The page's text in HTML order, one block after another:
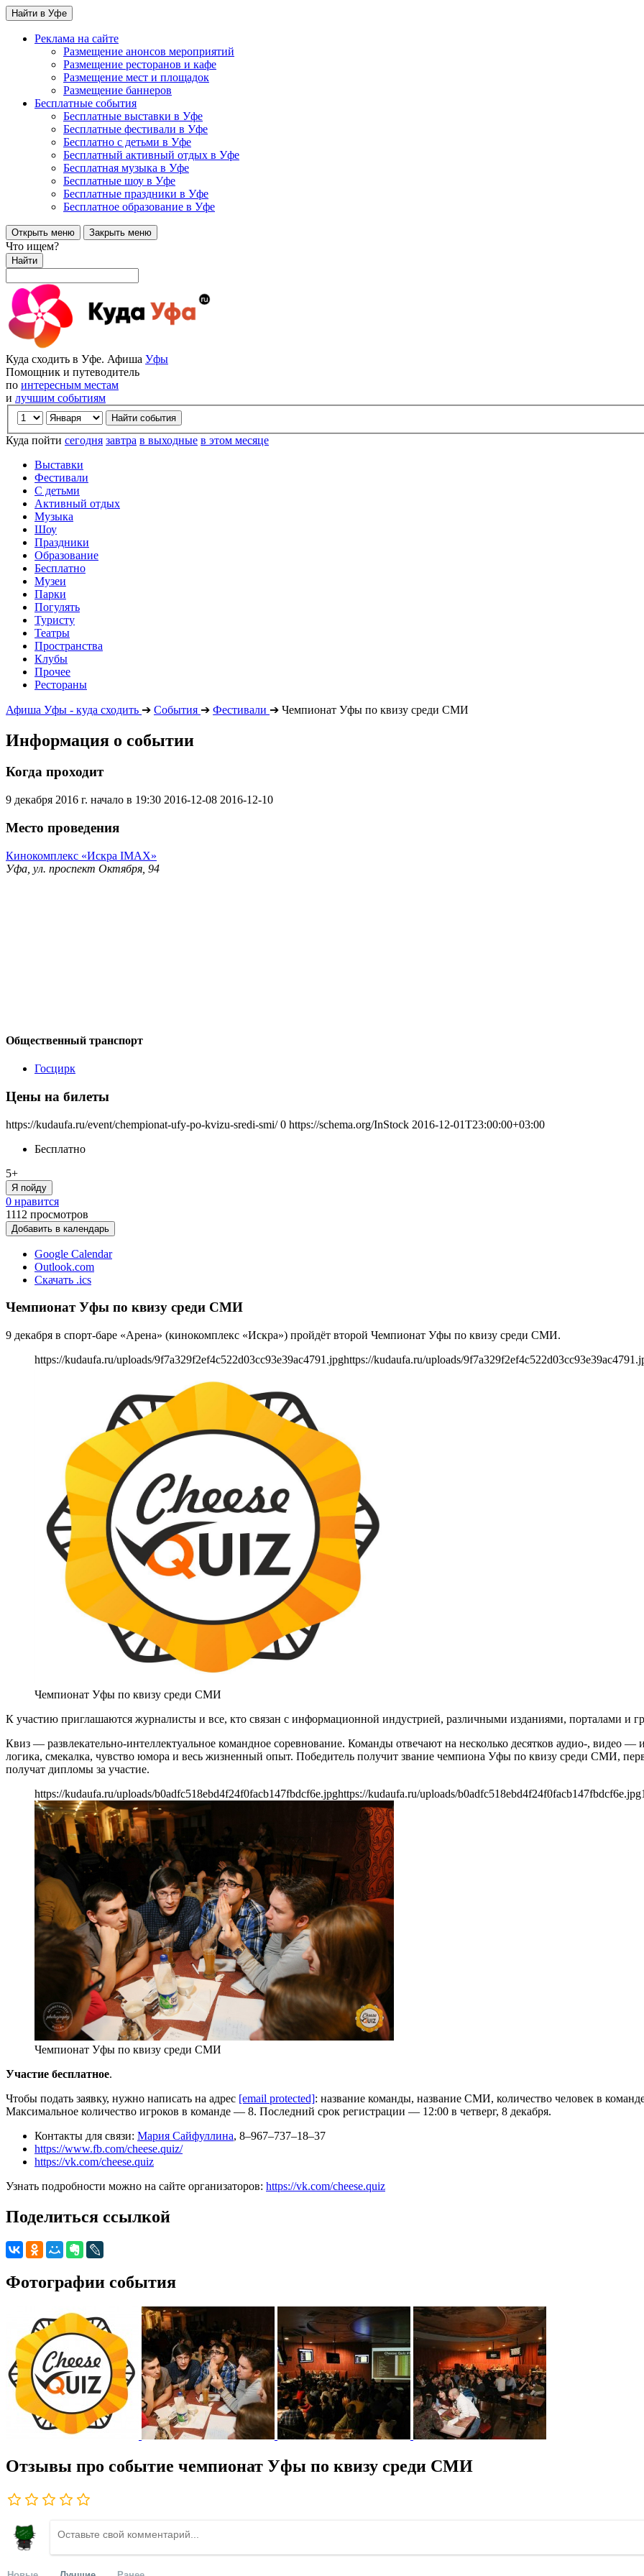
Найти в Уфе
Реклама на сайте
Размещение анонсов мероприятий
Размещение ресторанов и кафе
Размещение мест и площадок
Размещение баннеров
Бесплатные события
Бесплатные выставки в Уфе
Бесплатные фестивали в Уфе
Бесплатно с детьми в Уфе
Бесплатный активный отдых в Уфе
Бесплатная музыка в Уфе
Бесплатные шоу в Уфе
Бесплатные праздники в Уфе
Бесплатное образование в Уфе
Открыть меню Закрыть меню
Что ищем?
Найти
Куда сходить в Уфе. Афиша Уфы
Помощник и путеводитель
по интересным местам
и лучшим событиям
Куда пойти сегодня завтра в выходные в этом месяце
Выставки
Фестивали
С детьми
Активный отдых
Музыка
Шоу
Праздники
Образование
Бесплатно
Музеи
Парки
Погулять
Туристу
Театры
Пространства
Клубы
Прочее
Рестораны
Афиша Уфы - куда сходить ➔ События ➔ Фестивали ➔ Чемпионат Уфы по квизу среди СМИ
Информация о событии
Когда проходит
9 декабря 2016 г. начало в 19:30 2016-12-08 2016-12-10
Место проведения
Кинокомплекс «Искра IMAX»
Уфа, ул. проспект Октября, 94
Общественный транспорт
Госцирк
Цены на билеты
https://kudaufa.ru/event/chempionat-ufy-po-kvizu-sredi-smi/ 0 https://schema.org/InStock 2016-12-01T23:00:00+03:00
Бесплатно
5+
Я пойду
0 нравится
1112 просмотров
Добавить в календарь
Google Calendar
Outlook.com
Скачать .ics
Чемпионат Уфы по квизу среди СМИ
9 декабря в спорт-баре «Арена» (кинокомплекс «Искра») пройдёт второй Чемпионат Уфы по квизу среди СМИ.
https://kudaufa.ru/uploads/9f7a329f2ef4c522d03cc93e39ac4791.jpghttps://kudaufa.ru/uploads/
Чемпионат Уфы по квизу среди СМИ
К участию приглашаются журналисты и все, кто связан с информационной индустрией, различными изданиями, порталами и
Квиз — развлекательно-интеллектуальное командное соревнование. Команды отвечают на несколько десятков аудио-, видео
логика, смекалка, чувство юмора и весь жизненный опыт. Победитель получит звание чемпиона Уфы по квизу среди СМИ,
получат дипломы за участие.
https://kudaufa.ru/uploads/b0adfc518ebd4f24f0facb147fbdcf6e.jpghttps://kudaufa.ru/uploads/b0adfc518ebd4f24f0facb147fbdcf6e.jpg
Чемпионат Уфы по квизу среди СМИ
Участие бесплатное.
Чтобы подать заявку, нужно написать на адрес [email protected]: название команды, название СМИ, количество человек в
Максимальное количество игроков в команде — 8. Последний срок регистрации — 12:00 в четверг, 8 декабря.
Контакты для связи: Мария Сайфуллина, 8–967–737–18–37
https://www.fb.com/cheese.quiz/
https://vk.com/cheese.quiz
Узнать подробности можно на сайте организаторов: https://vk.com/cheese.quiz
Поделиться ссылкой
Фотографии события
Отзывы про событие чемпионат Уфы по квизу среди СМИ